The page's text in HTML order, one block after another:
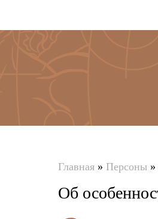
здесь
Главная » Персоны »
Об